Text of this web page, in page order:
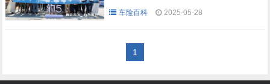
车险百科 2025-05-28
1